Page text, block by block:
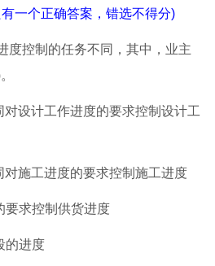
一个正确答案，错选不得分)
度控制的任务不同，其中，业主
设计工作进度的要求控制设计工
对施工进度的要求控制施工进度
要求控制供货进度
的进度